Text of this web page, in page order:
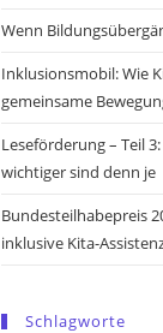
Wenn
Inklusionsmobil: Wie
gemeinsame
Leseförderung – Teil
wichtiger sind denn je
Bundesteilhabepreis
inklusive Kita-
Schlagworte